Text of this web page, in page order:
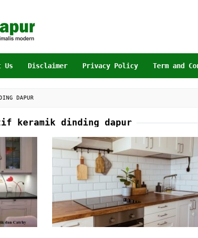
Us Disclaimer Privacy Policy Term and
DAPUR
keramik dinding dapur